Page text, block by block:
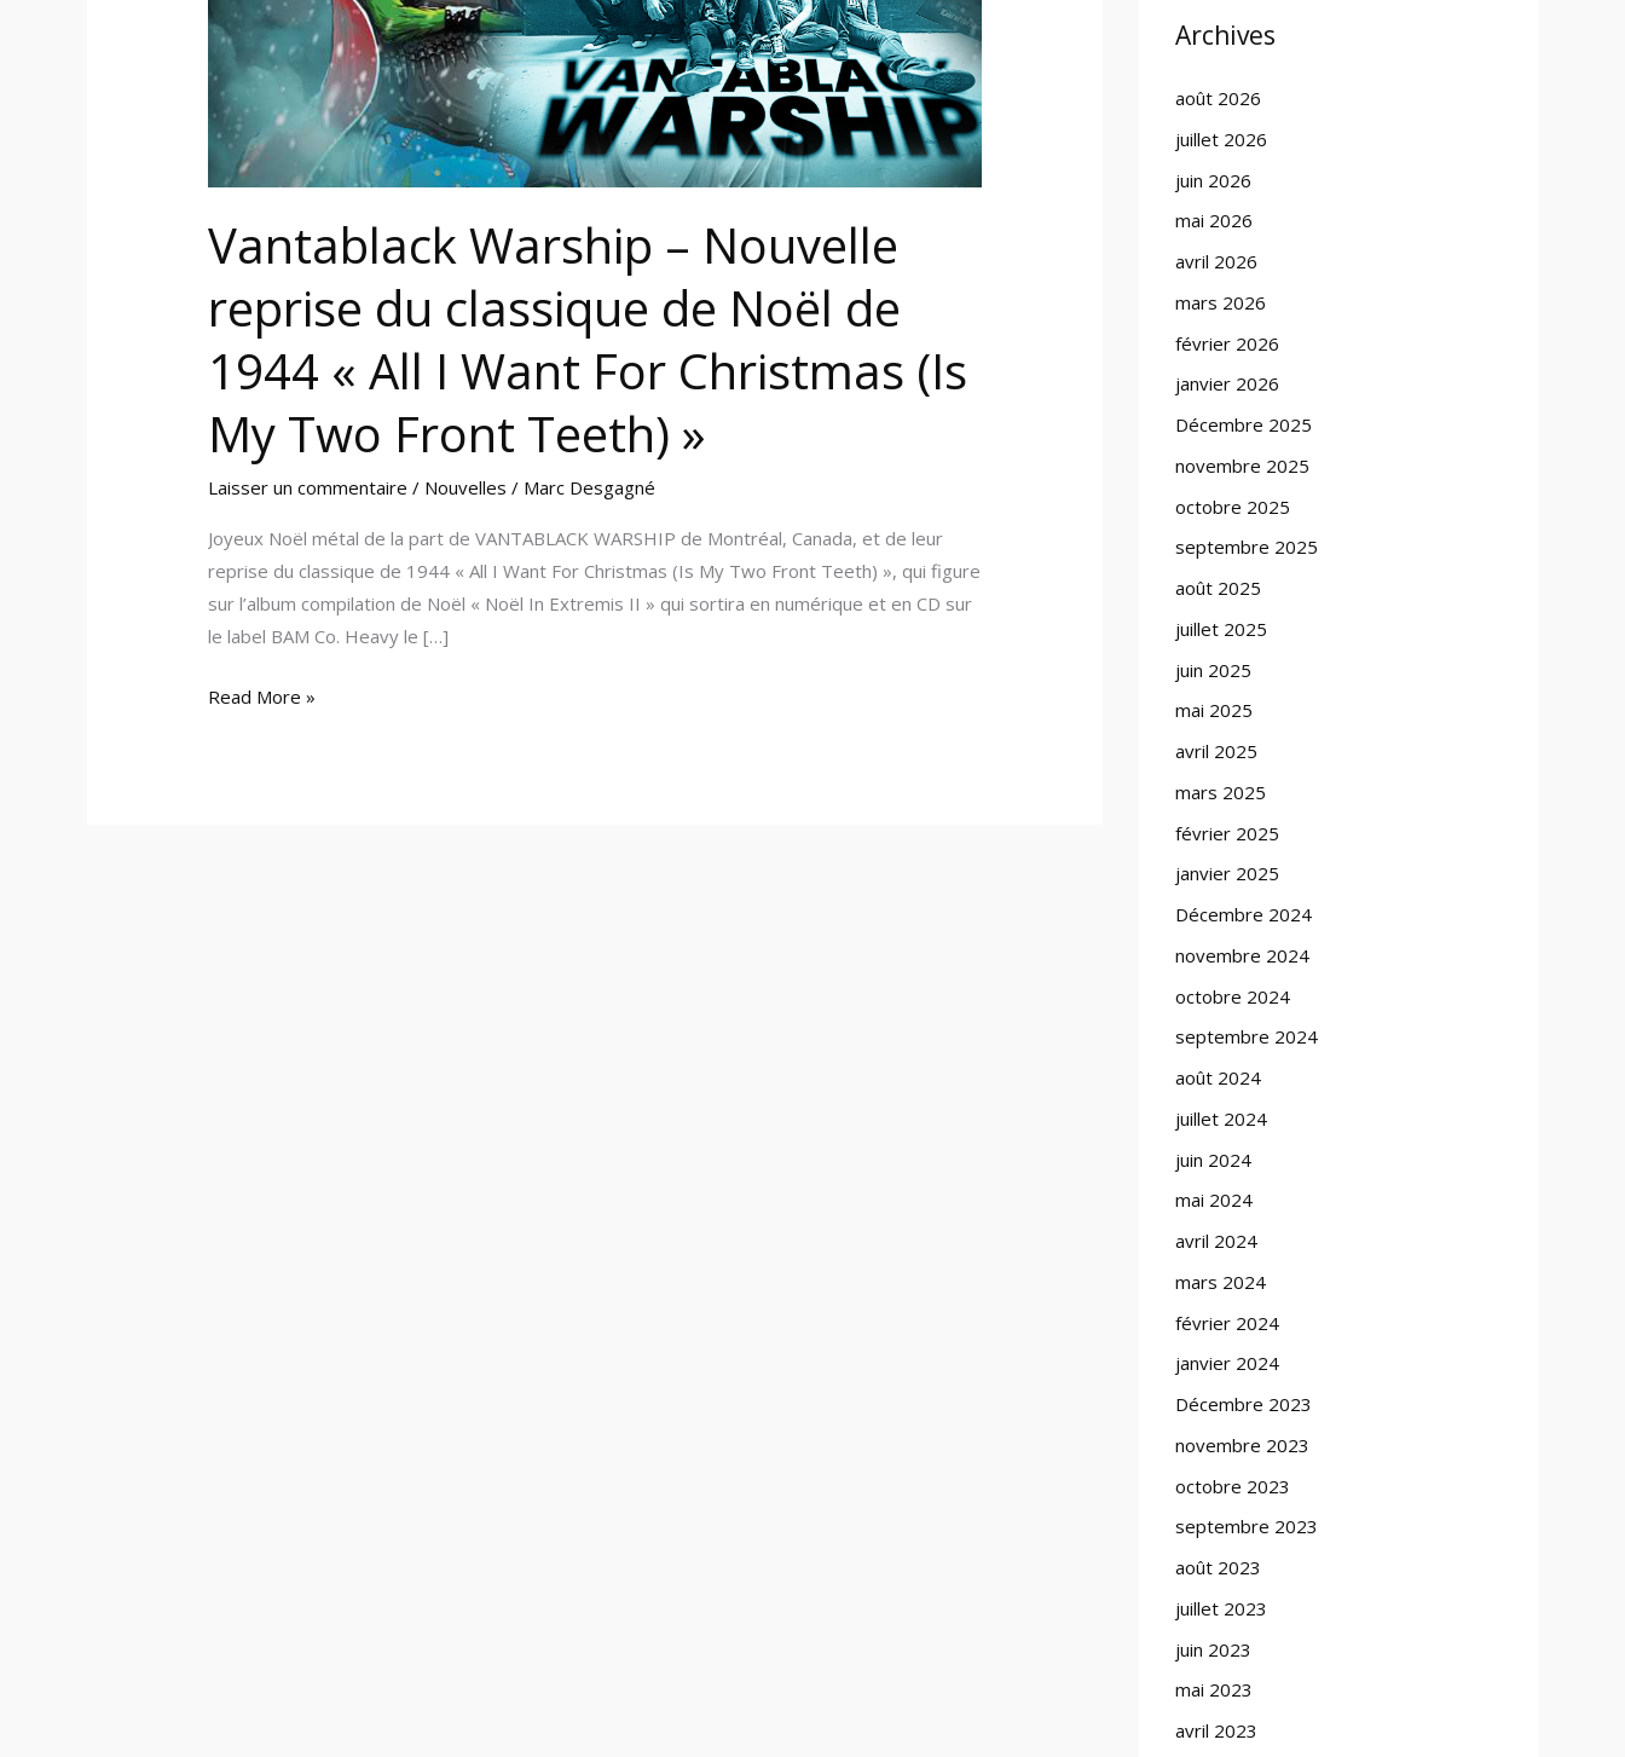
Vantablack Warship – Nouvelle
reprise du classique de Noël de
1944 « All I Want For Christmas (Is
My Two Front Teeth) »
Laisser un commentaire / Nouvelles / Marc Desgagné
Joyeux Noël métal de la part de VANTABLACK WARSHIP de Montréal, Canada, et de leur
reprise du classique de 1944 « All I Want For Christmas (Is My Two Front Teeth) », qui figure
sur l’album compilation de Noël « Noël In Extremis II » qui sortira en numérique et en CD sur
le label BAM Co. Heavy le […]
Noël
1944
« All
Want
Christmas
My
Front
Teeth) »
Read More »
Archives
août 2026
juillet 2026
juin 2026
mai 2026
avril 2026
mars 2026
février 2026
janvier 2026
Décembre 2025
novembre 2025
octobre 2025
septembre 2025
août 2025
juillet 2025
juin 2025
mai 2025
avril 2025
mars 2025
février 2025
janvier 2025
Décembre 2024
novembre 2024
octobre 2024
septembre 2024
août 2024
juillet 2024
juin 2024
mai 2024
avril 2024
mars 2024
février 2024
janvier 2024
Décembre 2023
novembre 2023
octobre 2023
septembre 2023
août 2023
juillet 2023
juin 2023
mai 2023
avril 2023